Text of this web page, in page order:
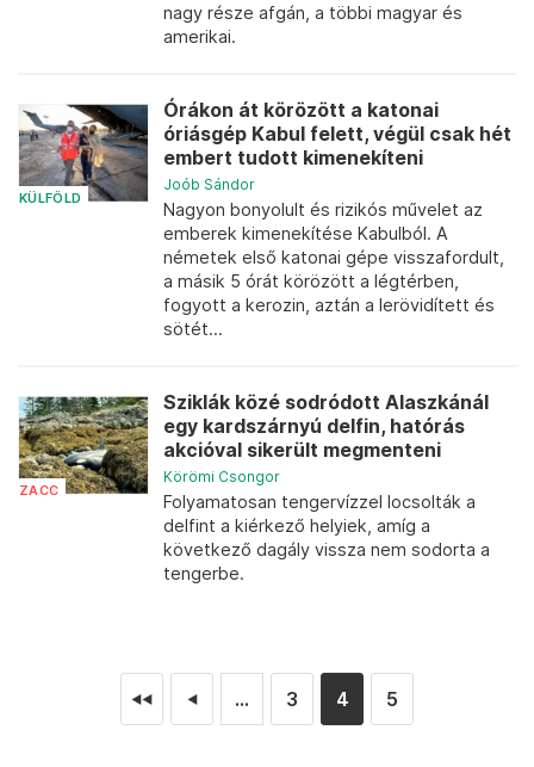
nagy része afgán, a többi magyar és
amerikai.
KÜLFÖLD
Órákon át körözött a katonai
óriásgép Kabul felett, végül csak hét
embert tudott kimenekíteni
Joób Sándor
Nagyon bonyolult és rizikós művelet az
emberek kimenekítése Kabulból. A
németek első katonai gépe visszafordult,
a másik 5 órát körözött a légtérben,
fogyott a kerozin, aztán a lerövidített és
sötét...
ZACC
Sziklák közé sodródott Alaszkánál
egy kardszárnyú delfin, hatórás
akcióval sikerült megmenteni
Körömi Csongor
Folyamatosan tengervízzel locsolták a
delfint a kiérkező helyiek, amíg a
következő dagály vissza nem sodorta a
tengerbe.
◄◄ ◄ ... 3 4 5